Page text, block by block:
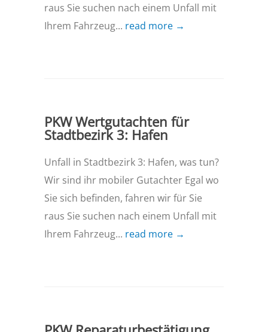
raus Sie suchen nach einem Unfall mit
Ihrem Fahrzeug... read more →
PKW Wertgutachten für
Stadtbezirk 3: Hafen
Unfall in Stadtbezirk 3: Hafen, was tun?
Wir sind ihr mobiler Gutachter Egal wo
Sie sich befinden, fahren wir für Sie
raus Sie suchen nach einem Unfall mit
Ihrem Fahrzeug... read more →